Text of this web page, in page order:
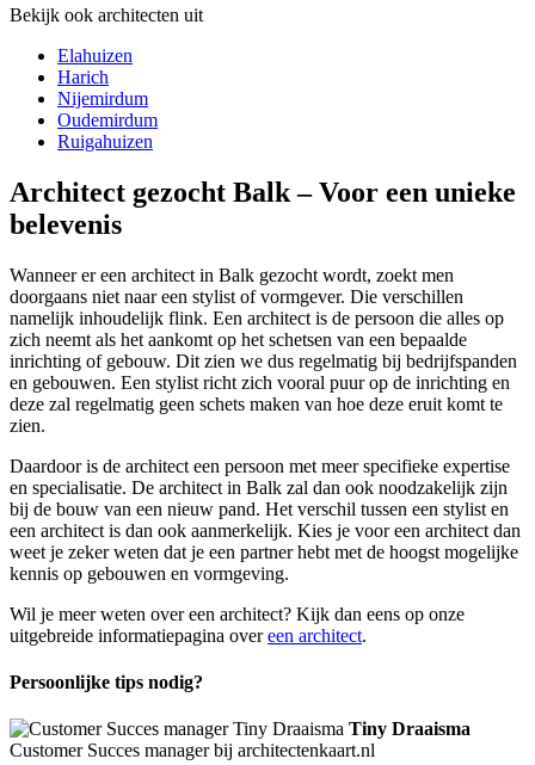
Bekijk ook architecten uit
Elahuizen
Harich
Nijemirdum
Oudemirdum
Ruigahuizen
Architect gezocht Balk – Voor een unieke
belevenis
Wanneer er een architect in Balk gezocht wordt, zoekt men
doorgaans niet naar een stylist of vormgever. Die verschillen
namelijk inhoudelijk flink. Een architect is de persoon die alles op
zich neemt als het aankomt op het schetsen van een bepaalde
inrichting of gebouw. Dit zien we dus regelmatig bij bedrijfspanden
en gebouwen. Een stylist richt zich vooral puur op de inrichting en
deze zal regelmatig geen schets maken van hoe deze eruit komt te
zien.
Daardoor is de architect een persoon met meer specifieke expertise
en specialisatie. De architect in Balk zal dan ook noodzakelijk zijn
bij de bouw van een nieuw pand. Het verschil tussen een stylist en
een architect is dan ook aanmerkelijk. Kies je voor een architect dan
weet je zeker weten dat je een partner hebt met de hoogst mogelijke
kennis op gebouwen en vormgeving.
Wil je meer weten over een architect? Kijk dan eens op onze
uitgebreide informatiepagina overeen architect.
Persoonlijke tips nodig?
Tiny Draaisma
Customer Succes manager bij architectenkaart.nl